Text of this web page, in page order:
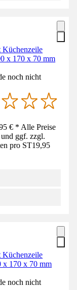
Küchenzeile
x 170 x 70 mm
noch nicht
€ * Alle Preise
ggf. zzgl.
pro ST19,95
Küchenzeile
x 170 x 70 mm
noch nicht